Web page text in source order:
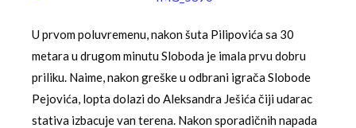
U prvom poluvremenu, nakon šuta Pilipovića sa 30
metara u drugom minutu Sloboda je imala prvu dobru
priliku. Naime, nakon greške u odbrani igrača Slobode
Pejovića, lopta dolazi do Aleksandra Ješića čiji udarac
stativa izbacuje van terena. Nakon sporadičnih napada